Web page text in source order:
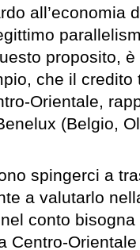
all’economia
proposito,
che il credito
Orientale,
(Belgio,
spingerci a
a valutarlo
conto
Centro-